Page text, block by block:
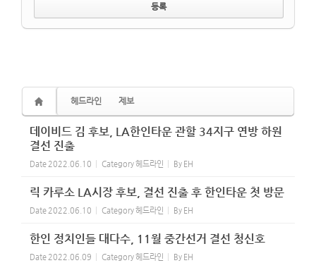
헤드라인 제보
데이비드 김 후보, LA한인타운 관할 34지구 연방 하원
결선 진출
Date 2022.06.10 Category헤드라인 By EH
릭 카루소 LA시장 후보, 결선 진출 후 한인타운 첫 방문
Date 2022.06.10 Category헤드라인 By EH
한인 정치인들 대다수, 11월 중간선거 결선 청신호
Date 2022.06.09 Category헤드라인 By EH